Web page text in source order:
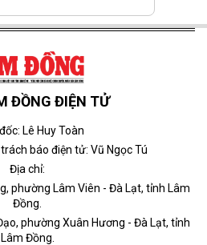
ĐỒNG ĐIỆN TỬ
Lê Huy Toàn
báo điện tử: Vũ Ngọc Tú
Địa chỉ:
phường Lâm Viên - Đà Lạt, tỉnh Lâm
Đồng.
phường Xuân Hương - Đà Lạt, tỉnh
Lâm Đồng.